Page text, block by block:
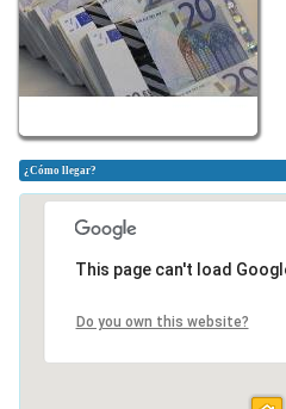
¿Cómo llegar?
This page can't load
Do you own this website?